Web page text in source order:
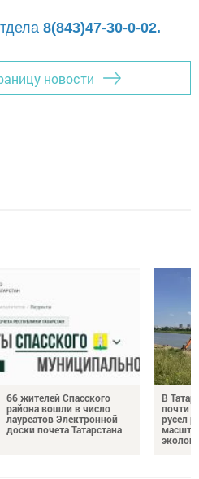
8(843)47-30-0-02.
новости
66 жителей Спасского
района вошли в число
лауреатов Электронной
доски почета Татарстана
В
почти
русел